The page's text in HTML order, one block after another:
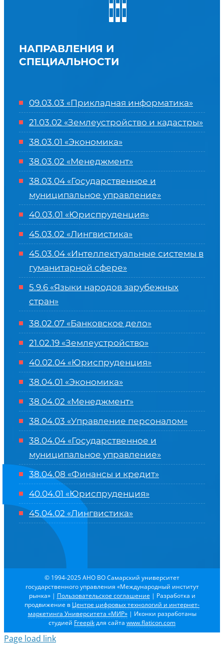
НАПРАВЛЕНИЯ И
СПЕЦИАЛЬНОСТИ
09.03.03 «Прикладная информатика»
21.03.02 «Землеустройство и кадастры»
38.03.01 «Экономика»
38.03.02 «Менеджмент»
38.03.04 «Государственное и
муниципальное управление»
40.03.01 «Юриспруденция»
45.03.02 «Лингвистика»
45.03.04 «Интеллектуальные системы в
гуманитарной сфере»
5.9.6 «Языки народов зарубежных
стран»
38.02.07 «Банковское дело»
21.02.19 «Землеустройство»
40.02.04 «Юриспруденция»
38.04.01 «Экономика»
38.04.02 «Менеджмент»
38.04.03 «Управление персоналом»
38.04.04 «Государственное и
муниципальное управление»
38.04.08 «Финансы и кредит»
40.04.01 «Юриспруденция»
45.04.02 «Лингвистика»
© 1994-2025 АНО ВО Самарский университет
государственного управления «Международный институт
рынка» | Пользовательское соглашение | Разработка и
продвижение в Центре цифровых технологий и интернет-
маркетинга Университета «МИР»| Иконки разработаны
студией Freepikдля сайта www.flaticon.com
Page load link